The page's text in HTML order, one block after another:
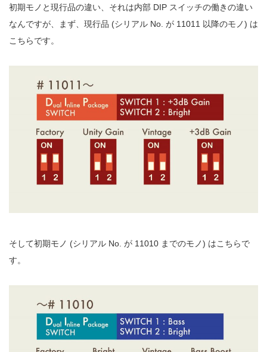
初期モノと現行品の違い、それは内部 DIP スイッチの働きの違い
なんですが、まず、現行品 (シリアル No. が 11011 以降のモノ) は
こちらです。
そして初期モノ (シリアル No. が 11010 までのモノ) はこちらで
す。